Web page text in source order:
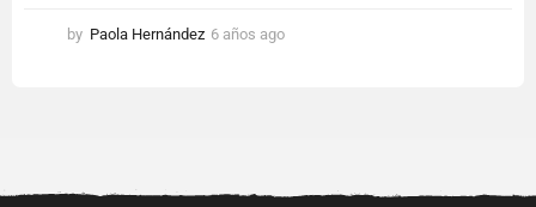
by Paola Hernández 6 años ago
o